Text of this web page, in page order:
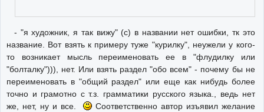
- "я художник, я так вижу" (с) в названии нет ошибки, тк это
название. Вот взять к примеру туже "курилку", неужели у кого-
то возникает мысль переименовать ее в "флудилку или
"болталку"))), нет. Или взять раздел "обо всем" - почему бы не
переименовать в "общий раздел" или еще как нибудь более
точно и грамотно с т.з. грамматики русского языка., ведь нет
же, нет, ну и все.
Соответственно автор изъявил желание